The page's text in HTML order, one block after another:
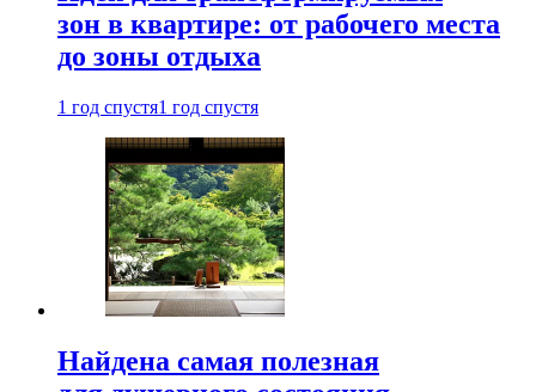
зон в квартире: от рабочего места
до зоны отдыха
1 год спустя1 год спустя
Найдена самая полезная